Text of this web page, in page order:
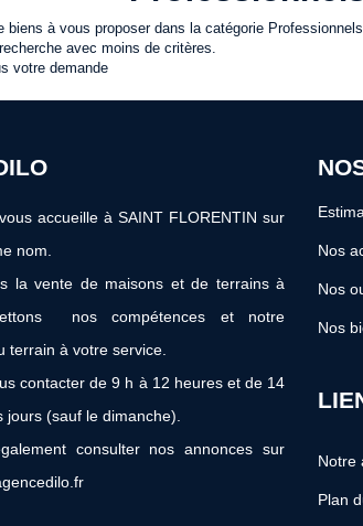
biens à vous proposer dans la catégorie
avec moins de critères.
votre demande
accueille à SAINT FLORENTIN sur
nom.
la vente de maisons et de terrains à
nos compétences et notre
terrain à votre service.
contacter de 9 h à 12 heures et de 14
jours (sauf le dimanche).
consulter nos annonces sur
Nos
Nos
Nos
Notre
Plan